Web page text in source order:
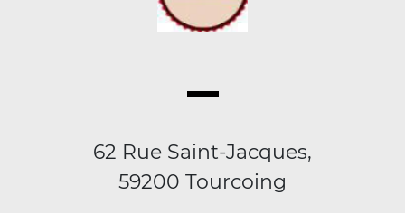
62 Rue Saint-Jacques,
59200 Tourcoing